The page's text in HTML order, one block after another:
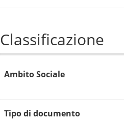
Classificazione
Ambito Sociale
Tipo di documento